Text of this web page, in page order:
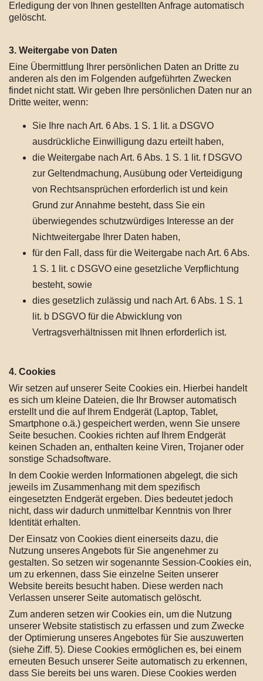
Erledigung der von Ihnen gestellten Anfrage automatisch
gelöscht.
3. Weitergabe von Daten
Eine Übermittlung Ihrer persönlichen Daten an Dritte zu
anderen als den im Folgenden aufgeführten Zwecken
findet nicht statt. Wir geben Ihre persönlichen Daten nur an
Dritte weiter, wenn:
Sie Ihre nach Art. 6 Abs. 1 S. 1 lit. a DSGVO
ausdrückliche Einwilligung dazu erteilt haben,
die Weitergabe nach Art. 6 Abs. 1 S. 1 lit. f DSGVO
zur Geltendmachung, Ausübung oder Verteidigung
von Rechtsansprüchen erforderlich ist und kein
Grund zur Annahme besteht, dass Sie ein
überwiegendes schutzwürdiges Interesse an der
Nichtweitergabe Ihrer Daten haben,
für den Fall, dass für die Weitergabe nach Art. 6 Abs.
1 S. 1 lit. c DSGVO eine gesetzliche Verpflichtung
besteht, sowie
dies gesetzlich zulässig und nach Art. 6 Abs. 1 S. 1
lit. b DSGVO für die Abwicklung von
Vertragsverhältnissen mit Ihnen erforderlich ist.
4. Cookies
Wir setzen auf unserer Seite Cookies ein. Hierbei handelt
es sich um kleine Dateien, die Ihr Browser automatisch
erstellt und die auf Ihrem Endgerät (Laptop, Tablet,
Smartphone o.ä.) gespeichert werden, wenn Sie unsere
Seite besuchen. Cookies richten auf Ihrem Endgerät
keinen Schaden an, enthalten keine Viren, Trojaner oder
sonstige Schadsoftware.
In dem Cookie werden Informationen abgelegt, die sich
jeweils im Zusammenhang mit dem spezifisch
eingesetzten Endgerät ergeben. Dies bedeutet jedoch
nicht, dass wir dadurch unmittelbar Kenntnis von Ihrer
Identität erhalten.
Der Einsatz von Cookies dient einerseits dazu, die
Nutzung unseres Angebots für Sie angenehmer zu
gestalten. So setzen wir sogenannte Session-Cookies ein,
um zu erkennen, dass Sie einzelne Seiten unserer
Website bereits besucht haben. Diese werden nach
Verlassen unserer Seite automatisch gelöscht.
Zum anderen setzen wir Cookies ein, um die Nutzung
unserer Website statistisch zu erfassen und zum Zwecke
der Optimierung unseres Angebotes für Sie auszuwerten
(siehe Ziff. 5). Diese Cookies ermöglichen es, bei einem
erneuten Besuch unserer Seite automatisch zu erkennen,
dass Sie bereits bei uns waren. Diese Cookies werden